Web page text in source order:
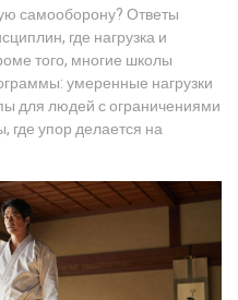
самооборону? Ответы
где нагрузка и
того, многие школы
умеренные нагрузки
для людей с ограничениями
где упор делается на